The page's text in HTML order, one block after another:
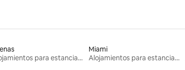
Alojamientos para estancias largas
Miami
Alojamientos para estancias largas